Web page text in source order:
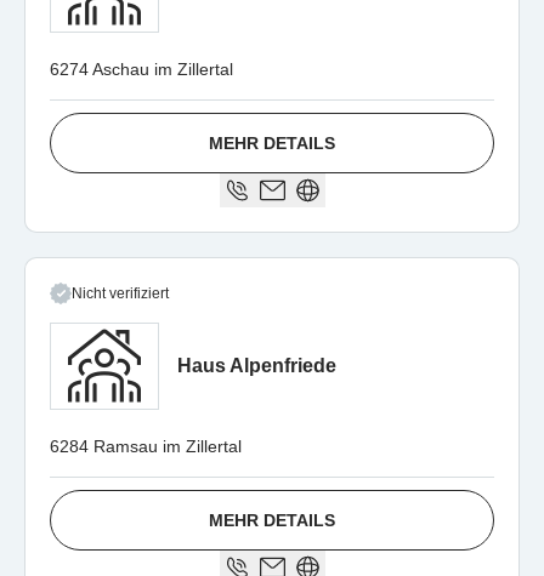
6274 Aschau im Zillertal
MEHR DETAILS
Nicht verifiziert
Haus Alpenfriede
6284 Ramsau im Zillertal
MEHR DETAILS